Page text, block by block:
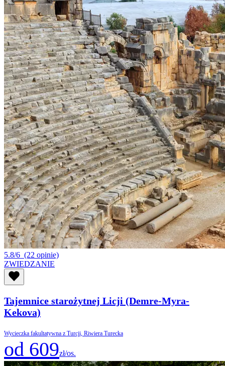
5.8/6 (22 opinie)
ZWIEDZANIE
Tajemnice starożytnej Licji (Demre-Myra-
Kekova)
Wycieczka fakultatywna z Turcji, Riwiera Turecka
od 609zł/os.